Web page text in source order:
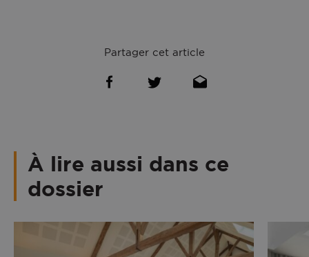
Partager cet article
À lire aussi dans ce
dossier